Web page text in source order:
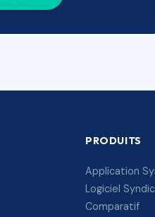
PRODUITS
Application
Logiciel
Comparatif